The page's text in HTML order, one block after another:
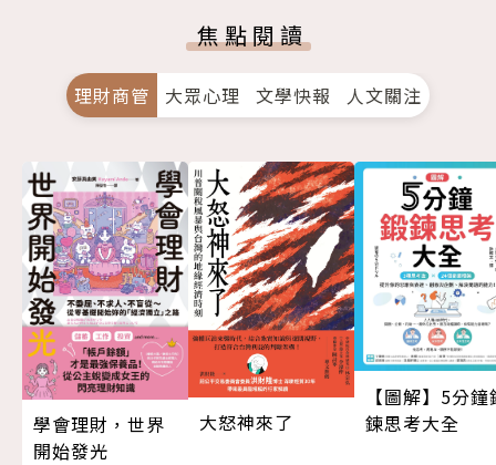
焦點閱讀
理財商管 大眾心理 文學快報 人文關注
學會理財，世界
開始發光
大怒神來了
【圖解】5分鐘
鍊思考大全